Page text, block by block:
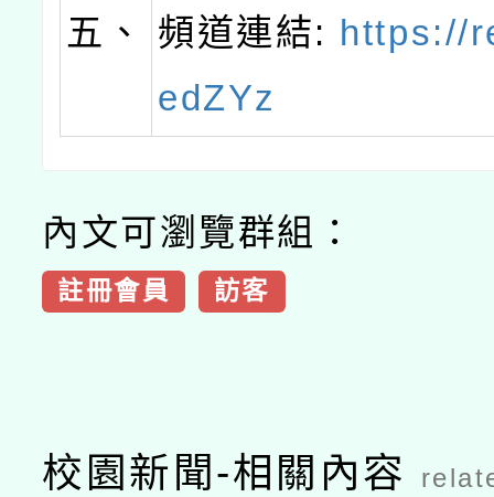
五、
頻道連結: https://
edZYz
內文可瀏覽群組：
註冊會員 訪客
校園新聞-相關內容